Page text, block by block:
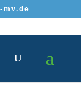
mv.de